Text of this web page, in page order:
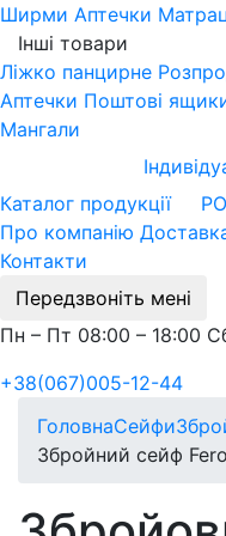
Ширми Аптечки
Інші товари
Ліжко панцирне
Аптечки Поштові
Мангали
Каталог продукції
Про компанію
Контакти
Передзвоніть мені
Пн – Пт 08:00 – 18:00
+38(067)005-12-44
ГоловнаСейфи
Збройний сейф